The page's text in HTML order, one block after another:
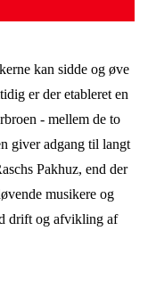
kan sidde og øve
er der etableret en
- mellem de to
giver adgang til langt
Pakhuz, end der
musikere og
drift og afvikling af